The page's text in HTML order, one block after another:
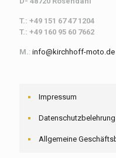
T.: +49 151 67 47 1204
T.: +49 160 95 60 7662
M.: info@kirchhoff-moto.de
Impressum
Datenschutzbelehrung
Allgemeine